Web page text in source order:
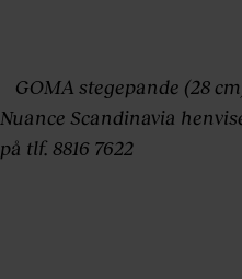
GOMA stegepande (28
Nuance Scandinavia
på tlf. 8816 7622